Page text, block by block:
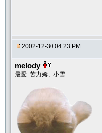
2002-12-30 04:23 PM
melody
最愛: 苦力姆、小雪